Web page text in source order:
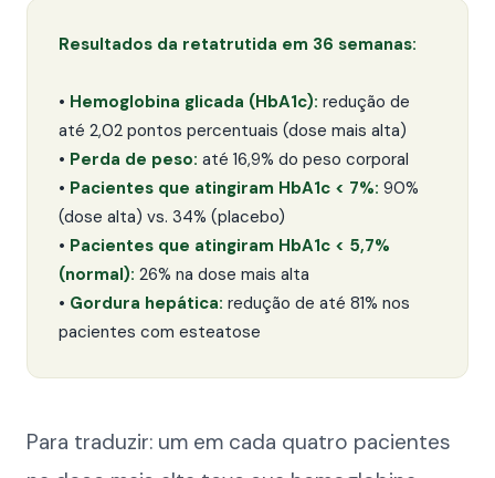
Resultados da retatrutida em 36 semanas:
• Hemoglobina glicada (HbA1c): redução de
até 2,02 pontos percentuais (dose mais alta)
• Perda de peso: até 16,9% do peso corporal
• Pacientes que atingiram HbA1c < 7%: 90%
(dose alta) vs. 34% (placebo)
• Pacientes que atingiram HbA1c < 5,7%
(normal): 26% na dose mais alta
• Gordura hepática: redução de até 81% nos
pacientes com esteatose
Para traduzir: um em cada quatro pacientes